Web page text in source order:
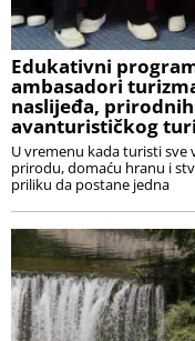
Edukativni
ambasadori
naslijeđa,
avanturističkog
U vremenu kada turisti sve
prirodu, domaću hranu i
priliku da postane jedna